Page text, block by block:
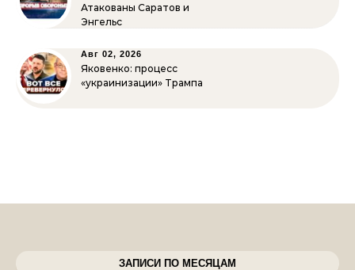
Атакованы Саратов и
Энгельс
Авг 02, 2026
Яковенко: процесс
«украинизации» Трампа
ЗАПИСИ ПО МЕСЯЦАМ